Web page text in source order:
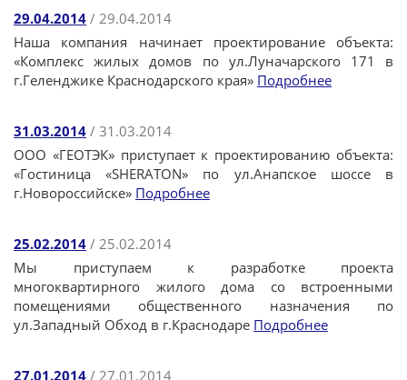
29.04.2014 / 29.04.2014
Наша компания начинает проектирование объекта:
«Комплекс жилых домов по ул.Луначарского 171 в
г.Геленджике Краснодарского края» Подробнее
31.03.2014 / 31.03.2014
ООО «ГЕОТЭК» приступает к проектированию объекта:
«Гостиница «SHERATON» по ул.Анапское шоссе в
г.Новороссийске» Подробнее
25.02.2014 / 25.02.2014
Мы приступаем к разработке проекта
многоквартирного жилого дома со встроенными
помещениями общественного назначения по
ул.Западный Обход в г.Краснодаре Подробнее
27.01.2014 / 27.01.2014